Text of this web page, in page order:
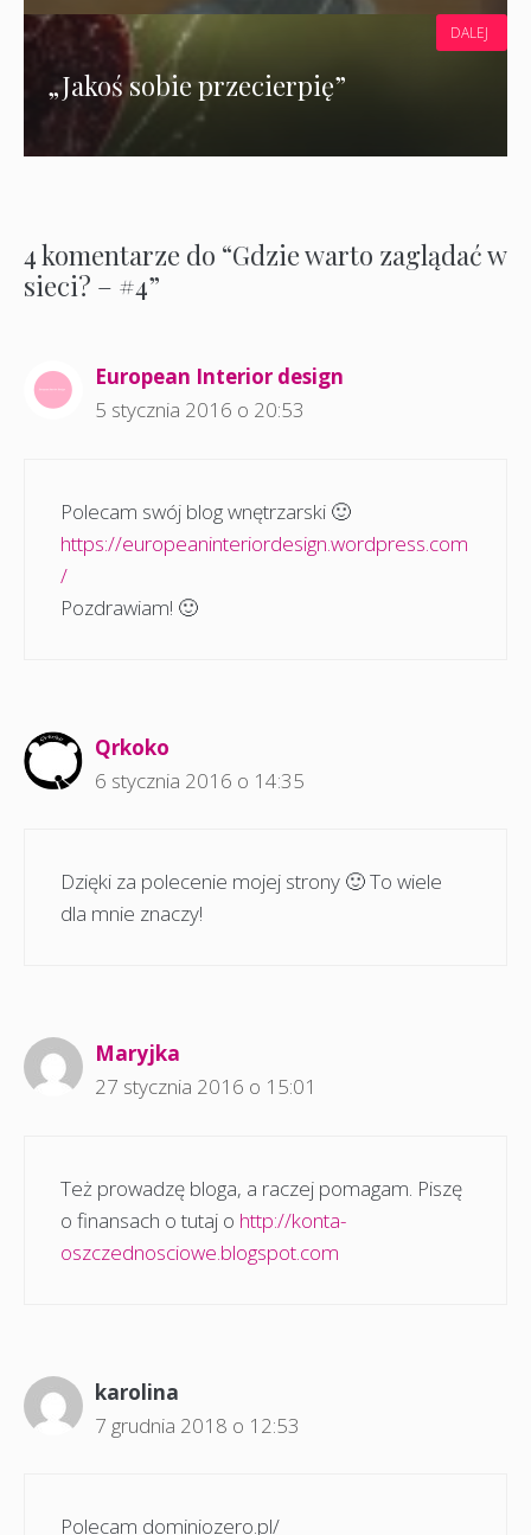
„Jakoś sobie przecierpię”
DALEJ
4 komentarze do “Gdzie warto zaglądać w
sieci? – #4”
European Interior design
5 stycznia 2016 o 20:53
Polecam swój blog wnętrzarski 🙂
https://europeaninteriordesign.wordpress.com
/
Pozdrawiam! 🙂
Qrkoko
6 stycznia 2016 o 14:35
Dzięki za polecenie mojej strony 🙂 To wiele
dla mnie znaczy!
Maryjka
27 stycznia 2016 o 15:01
Też prowadzę bloga, a raczej pomagam. Piszę
o finansach o tutaj o http://konta-
oszczednosciowe.blogspot.com
karolina
7 grudnia 2018 o 12:53
Polecam dominiozero.pl/